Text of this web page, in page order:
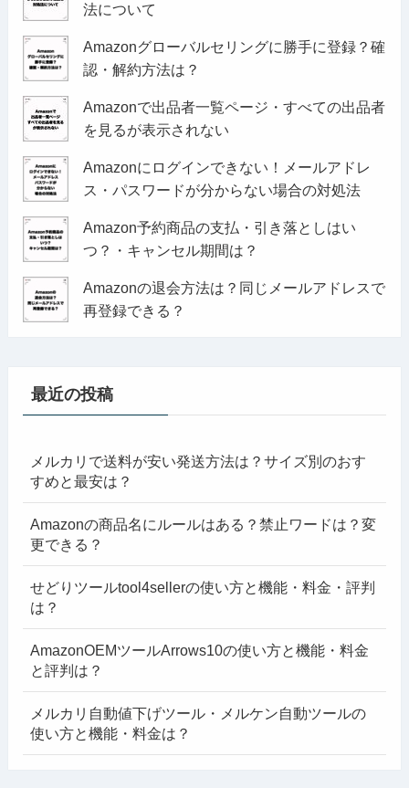
法について
Amazonグローバルセリングに勝手に登録？確
認・解約方法は？
Amazonで出品者一覧ページ・すべての出品者
を見るが表示されない
Amazonにログインできない！メールアドレ
ス・パスワードが分からない場合の対処法
Amazon予約商品の支払・引き落としはい
つ？・キャンセル期間は？
Amazonの退会方法は？同じメールアドレスで
再登録できる？
最近の投稿
メルカリで送料が安い発送方法は？サイズ別のおす
すめと最安は？
Amazonの商品名にルールはある？禁止ワードは？変
更できる？
せどりツールtool4sellerの使い方と機能・料金・評判
は？
AmazonOEMツールArrows10の使い方と機能・料金
と評判は？
メルカリ自動値下げツール・メルケン自動ツールの
使い方と機能・料金は？